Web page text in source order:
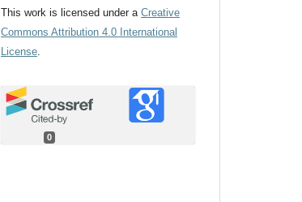
This work is licensed under a Creative
Commons Attribution 4.0 International
License
0